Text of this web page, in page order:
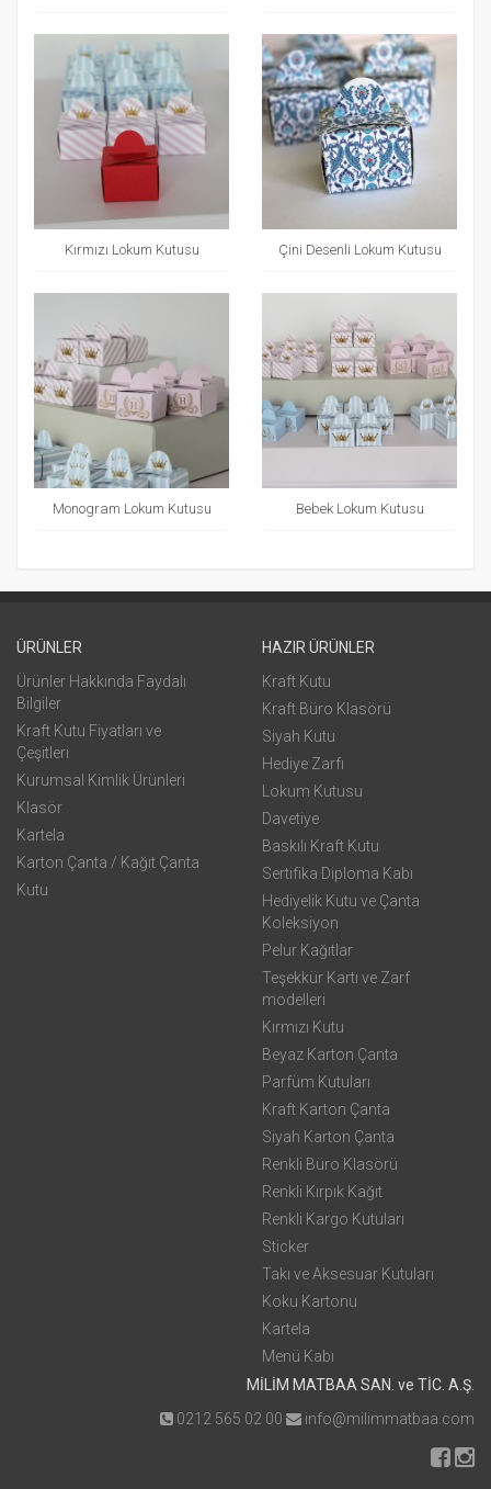
Kırmızı Lokum Kutusu Çini Desenli Lokum Kutusu
Monogram Lokum Kutusu Bebek Lokum Kutusu
ÜRÜNLER
Ürünler Hakkında Faydalı
Bilgiler
Kraft Kutu Fiyatları ve
Çeşitleri
Kurumsal Kimlik Ürünleri
Klasör
Kartela
Karton Çanta / Kağıt Çanta
Kutu
HAZIR ÜRÜNLER
Kraft Kutu
Kraft Büro Klasörü
Siyah Kutu
Hediye Zarfı
Lokum Kutusu
Davetiye
Baskılı Kraft Kutu
Sertifika Diploma Kabı
Hediyelik Kutu ve Çanta
Koleksiyon
Pelur Kağıtlar
Teşekkür Kartı ve Zarf
modelleri
Kırmızı Kutu
Beyaz Karton Çanta
Parfüm Kutuları
Kraft Karton Çanta
Siyah Karton Çanta
Renkli Büro Klasörü
Renkli Kırpık Kağıt
Renkli Kargo Kutuları
Sticker
Takı ve Aksesuar Kutuları
Koku Kartonu
Kartela
Menü Kabı
MİLİM MATBAA SAN. ve TİC. A.Ş.
0212 565 02 00
info@milimmatbaa.com